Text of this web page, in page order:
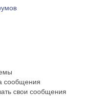
сообщения
свои сообщения